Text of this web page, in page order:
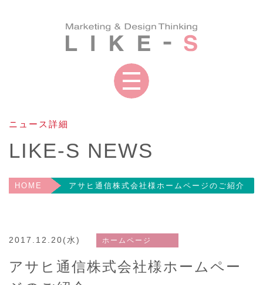
ホームページ制作
VR セミナー
ニュース詳細
LIKE-S NEWS
HOME アサヒ通信株式会社様ホームページのご紹介
2017.12.20(水) ホームページ
アサヒ通信株式会社様ホームペー